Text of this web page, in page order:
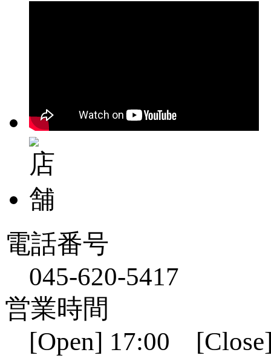
電話番号
045-620-5417
営業時間
[Open] 17:00